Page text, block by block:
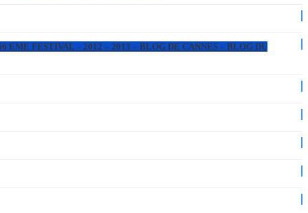
FESTIVAL – 2012 – 2013 – BLOG DE CANNES – BLOG DU